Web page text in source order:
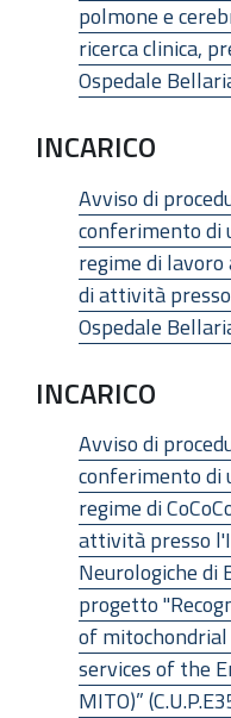
polmone e
ricerca clinica,
Ospedale
INCARICO
Avviso di
conferimento di
regime di
di attività
Ospedale
INCARICO
Avviso di
conferimento di
regime di
attività presso
Neurologiche di
progetto
of
services of the
MITO)”